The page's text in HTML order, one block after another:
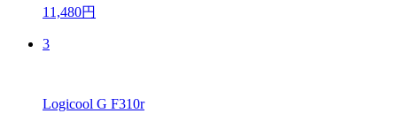
11,480円
3
Logicool G F310r